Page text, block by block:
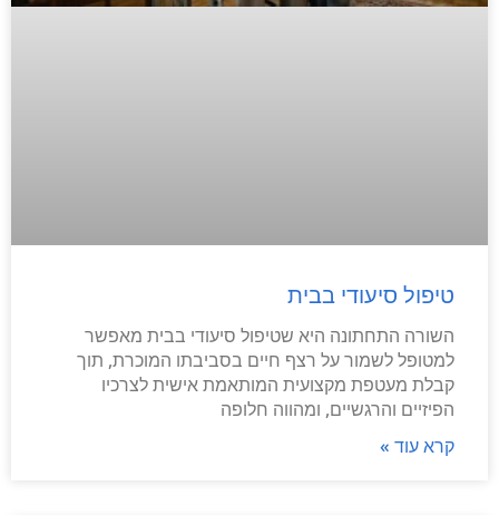
טיפול סיעודי בבית
השורה התחתונה היא שטיפול סיעודי בבית מאפשר
למטופל לשמור על רצף חיים בסביבתו המוכרת, תוך
קבלת מעטפת מקצועית המותאמת אישית לצרכיו
הפיזיים והרגשיים, ומהווה חלופה
קרא עוד »